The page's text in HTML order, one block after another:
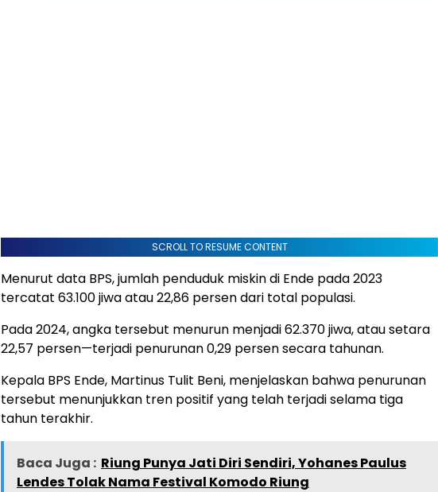
SCROLL TO RESUME CONTENT
Menurut data BPS, jumlah penduduk miskin di Ende pada 2023
tercatat 63.100 jiwa atau 22,86 persen dari total populasi.
Pada 2024, angka tersebut menurun menjadi 62.370 jiwa, atau setara
22,57 persen—terjadi penurunan 0,29 persen secara tahunan.
Kepala BPS Ende, Martinus Tulit Beni, menjelaskan bahwa penurunan
tersebut menunjukkan tren positif yang telah terjadi selama tiga
tahun terakhir.
Baca Juga : Riung Punya Jati Diri Sendiri, Yohanes Paulus
Lendes Tolak Nama Festival Komodo Riung